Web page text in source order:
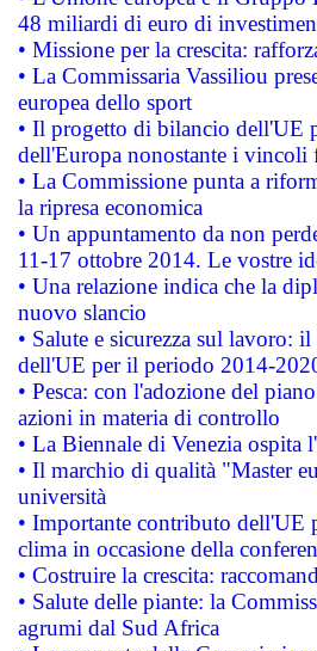
48 miliardi di euro di
• Missione per la crescita:
• La Commissaria Vassiliou
europea dello sport
• Il progetto di bilancio dell'UE
dell'Europa nonostante i vincoli
• La Commissione punta a
la ripresa economica
• Un appuntamento da non
11-17 ottobre 2014. Le vostre
• Una relazione indica che la
nuovo slancio
• Salute e sicurezza sul lavoro:
dell'UE per il periodo 2014-
• Pesca: con l'adozione del
azioni in materia di controllo
• La Biennale di Venezia ospita
• Il marchio di qualità "Master
università
• Importante contributo dell'UE
clima in occasione della
• Costruire la crescita:
• Salute delle piante: la
agrumi dal Sud Africa